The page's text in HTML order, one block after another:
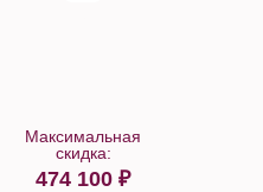
Максимальная
скидка:
474 100 ₽